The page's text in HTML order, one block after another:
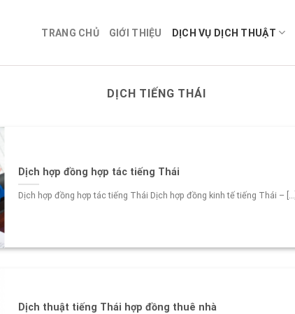
TRANG CHỦ GIỚI THIỆU DỊCH VỤ DỊCH THUẬT
DỊCH TIẾNG THÁI
Dịch hợp đồng hợp tác tiếng Thái
Dịch hợp đồng hợp tác tiếng Thái Dịch hợp đồng kinh tế tiếng Thái – [...]
Dịch thuật tiếng Thái hợp đồng thuê nhà